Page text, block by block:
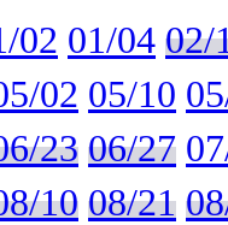
02 01/04 02/
02 05/10
23 06/27
10 08/21